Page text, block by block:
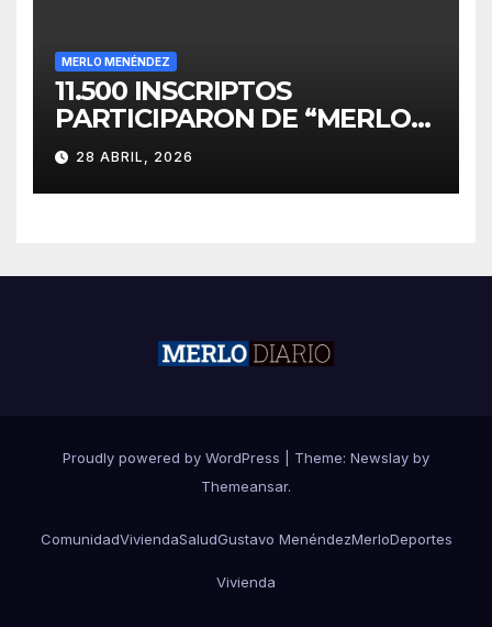
MERLO MENÉNDEZ
11.500 INSCRIPTOS
PARTICIPARON DE “MERLO
CORRE POR MALVINAS”
28 ABRIL, 2026
Proudly powered by WordPress Theme: Newslay by
Themeansar.
ComunidadViviendaSaludGustavo MenéndezMerloDeportes
Vivienda